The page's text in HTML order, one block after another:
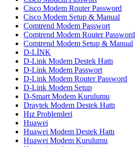
Cisco Modem Router Password
Cisco Modem Setup & Manual
Comtrend Modem Passwort
Comtrend Modem Router Password
Comtrend Modem Setup & Manual
D-LİNK
D-Link Modem Destek Hattı
D-Link Modem Passwort
D-Link Modem Router Password
D-Link Modem Setup
D-Smart Modem Kurulumu
Draytek Modem Destek Hattı
Hız Problemleri
Huawei
Huawei Modem Destek Hattı
Huawei Modem Kurulumu